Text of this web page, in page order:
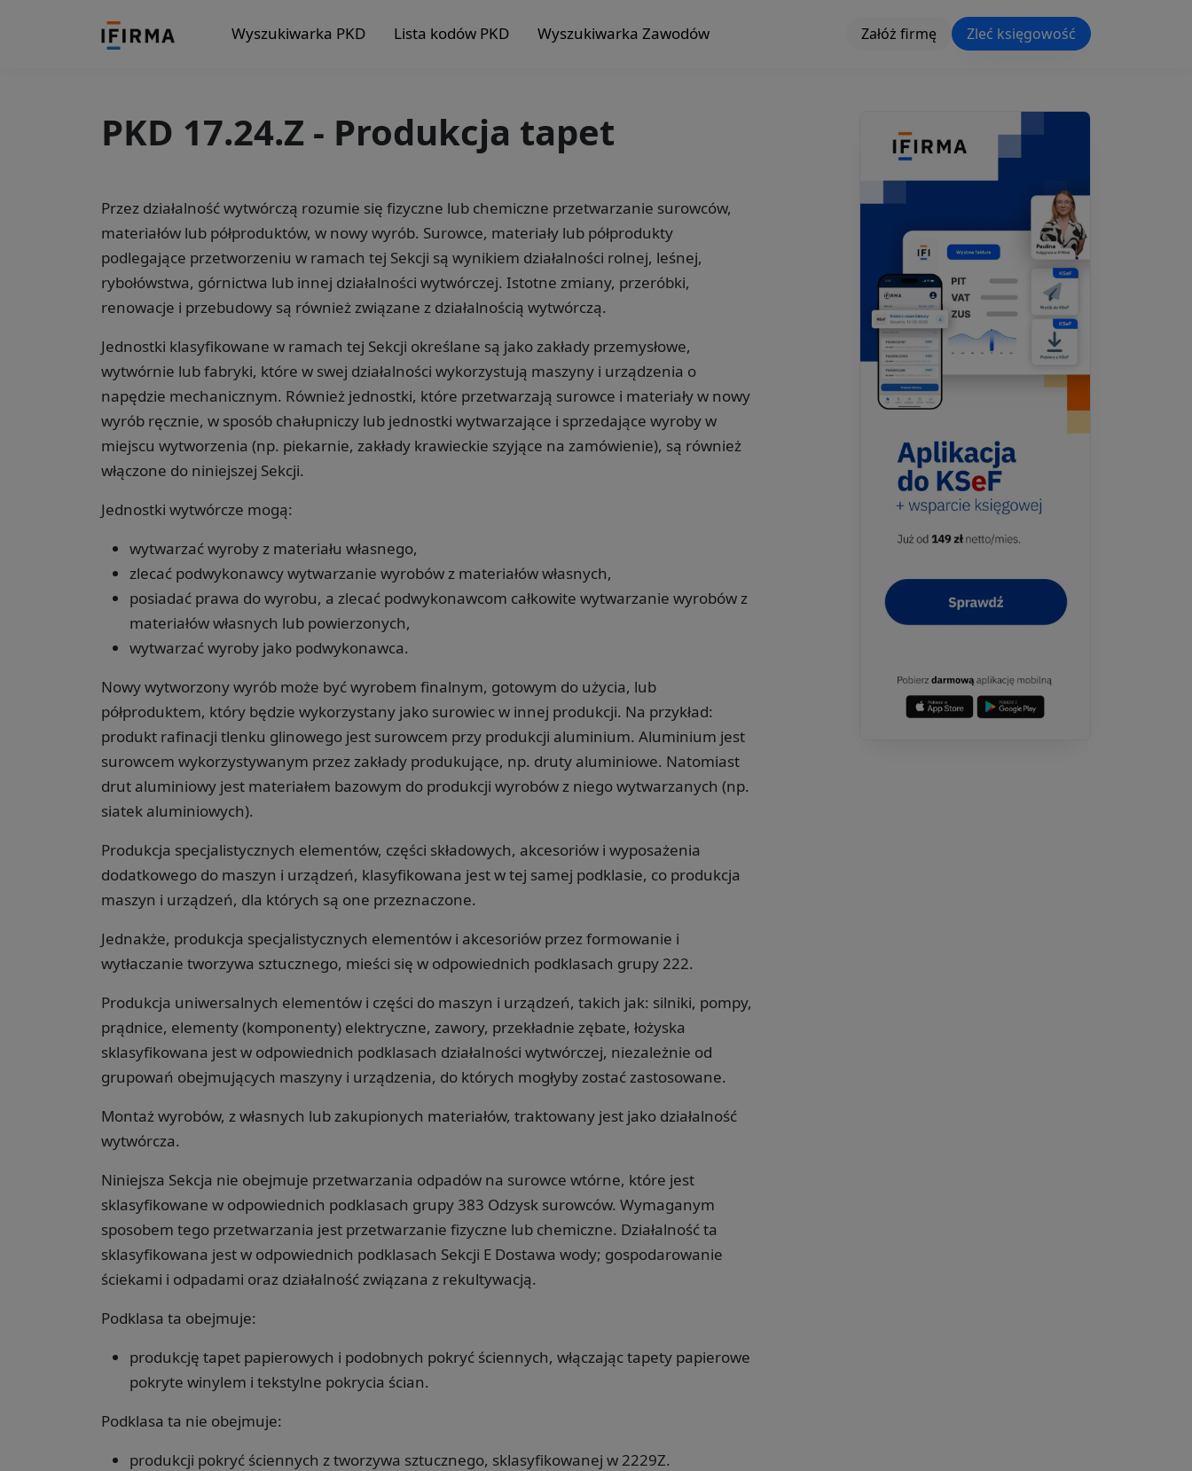
Wyszukiwarka PKD Lista kodów PKD Wyszukiwarka Zawodów Załóż firmę Zleć księgowość
PKD 17.24.Z - Produkcja tapet
Przez działalność wytwórczą rozumie się fizyczne lub chemiczne przetwarzanie surowców,
materiałów lub półproduktów, w nowy wyrób. Surowce, materiały lub półprodukty
podlegające przetworzeniu w ramach tej Sekcji są wynikiem działalności rolnej, leśnej,
rybołówstwa, górnictwa lub innej działalności wytwórczej. Istotne zmiany, przeróbki,
renowacje i przebudowy są również związane z działalnością wytwórczą.
Jednostki klasyfikowane w ramach tej Sekcji określane są jako zakłady przemysłowe,
wytwórnie lub fabryki, które w swej działalności wykorzystują maszyny i urządzenia o
napędzie mechanicznym. Również jednostki, które przetwarzają surowce i materiały w nowy
wyrób ręcznie, w sposób chałupniczy lub jednostki wytwarzające i sprzedające wyroby w
miejscu wytworzenia (np. piekarnie, zakłady krawieckie szyjące na zamówienie), są również
włączone do niniejszej Sekcji.
Jednostki wytwórcze mogą:
wytwarzać wyroby z materiału własnego,
zlecać podwykonawcy wytwarzanie wyrobów z materiałów własnych,
posiadać prawa do wyrobu, a zlecać podwykonawcom całkowite wytwarzanie wyrobów z
materiałów własnych lub powierzonych,
wytwarzać wyroby jako podwykonawca.
Nowy wytworzony wyrób może być wyrobem finalnym, gotowym do użycia, lub
półproduktem, który będzie wykorzystany jako surowiec w innej produkcji. Na przykład:
produkt rafinacji tlenku glinowego jest surowcem przy produkcji aluminium. Aluminium jest
surowcem wykorzystywanym przez zakłady produkujące, np. druty aluminiowe. Natomiast
drut aluminiowy jest materiałem bazowym do produkcji wyrobów z niego wytwarzanych (np.
siatek aluminiowych).
Produkcja specjalistycznych elementów, części składowych, akcesoriów i wyposażenia
dodatkowego do maszyn i urządzeń, klasyfikowana jest w tej samej podklasie, co produkcja
maszyn i urządzeń, dla których są one przeznaczone.
Jednakże, produkcja specjalistycznych elementów i akcesoriów przez formowanie i
wytłaczanie tworzywa sztucznego, mieści się w odpowiednich podklasach grupy 222.
Produkcja uniwersalnych elementów i części do maszyn i urządzeń, takich jak: silniki, pompy,
prądnice, elementy (komponenty) elektryczne, zawory, przekładnie zębate, łożyska
sklasyfikowana jest w odpowiednich podklasach działalności wytwórczej, niezależnie od
grupowań obejmujących maszyny i urządzenia, do których mogłyby zostać zastosowane.
Montaż wyrobów, z własnych lub zakupionych materiałów, traktowany jest jako działalność
wytwórcza.
Niniejsza Sekcja nie obejmuje przetwarzania odpadów na surowce wtórne, które jest
sklasyfikowane w odpowiednich podklasach grupy 383 Odzysk surowców. Wymaganym
sposobem tego przetwarzania jest przetwarzanie fizyczne lub chemiczne. Działalność ta
sklasyfikowana jest w odpowiednich podklasach Sekcji E Dostawa wody; gospodarowanie
ściekami i odpadami oraz działalność związana z rekultywacją.
Podklasa ta obejmuje:
produkcję tapet papierowych i podobnych pokryć ściennych, włączając tapety papierowe
pokryte winylem i tekstylne pokrycia ścian.
Podklasa ta nie obejmuje:
produkcji pokryć ściennych z tworzywa sztucznego, sklasyfikowanej w 2229Z.